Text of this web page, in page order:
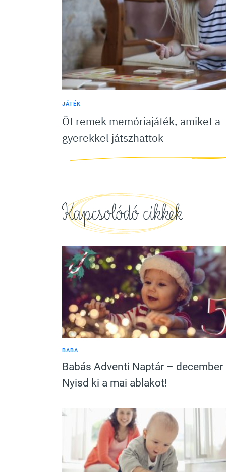
JÁTÉK
Öt remek memóriajáték, amiket a
gyerekkel játszhattok
Kapcsolódó cikkek
BABA
Babás Adventi Naptár – december
Nyisd ki a mai ablakot!